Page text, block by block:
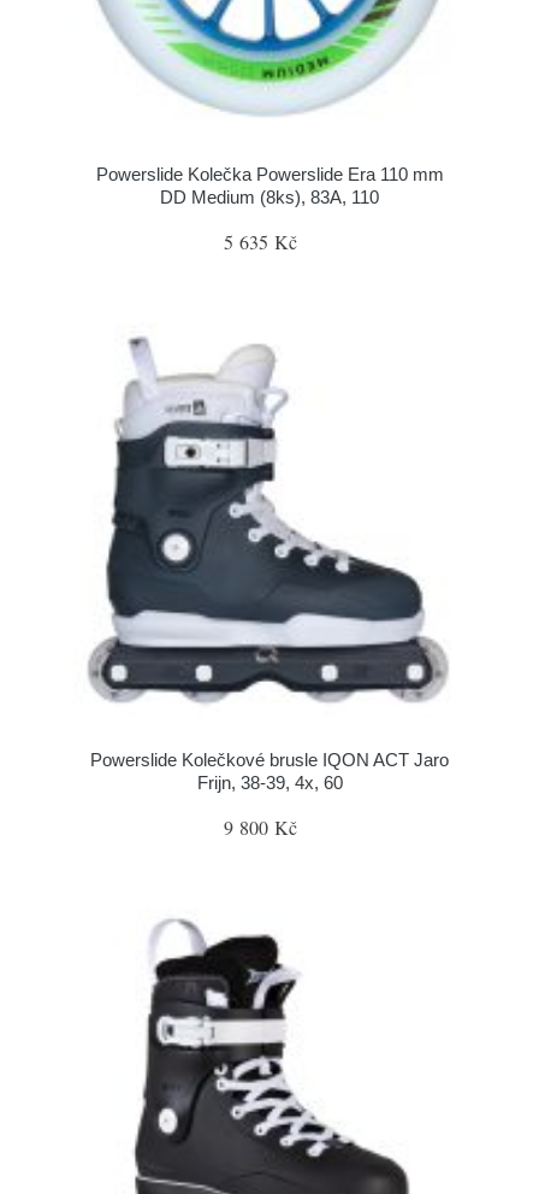
Powerslide Kolečka Powerslide Era 110 mm
DD Medium (8ks), 83A, 110
5 635 Kč
Powerslide Kolečkové brusle IQON ACT Jaro
Frijn, 38-39, 4x, 60
9 800 Kč